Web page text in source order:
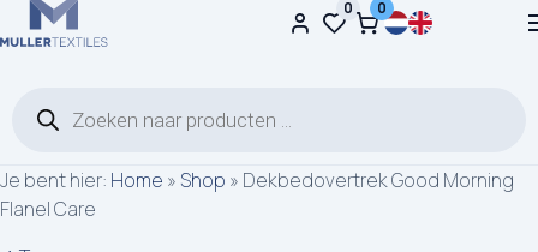
Ga naar de inhoud 0 0
Je bent hier: Home » Shop » Dekbedovertrek Good Morning
Flanel Care